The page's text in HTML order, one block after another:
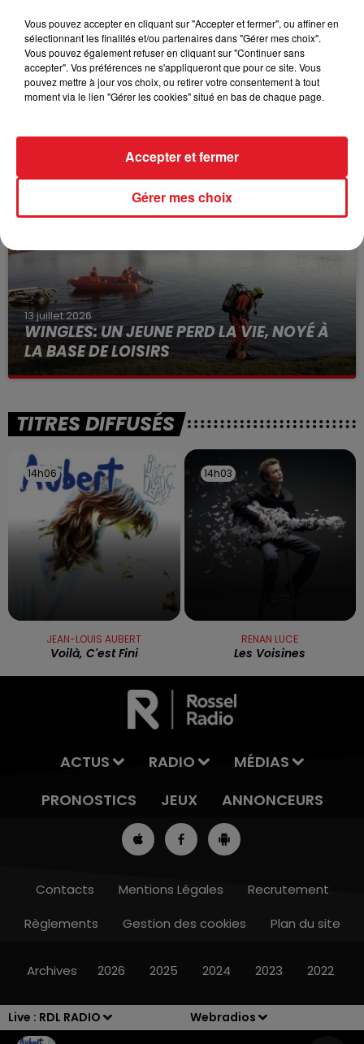
Live : RDL RADIO
Webradios
7h00 - 10h00
VOLONTAIRE EN COURS, APRÈS LA...
Selon les premiers éléments, le logement servait
13 juillet 2026
WINGLES: UN JEUNE PERD LA VIE, NOYÉ À
LA BASE DE LOISIRS
La victime a coulé à pic
TITRES DIFFUSÉS
14h06
14h06
JEAN-LOUIS AUBERT
Voilà, C'est Fini
14h03
14h03
RENAN LUCE
Les Voisines
ACTUS RADIO
MÉDIAS
PRONOSTICS
JEUX ANNONCEURS
Contacts Mentions Légales
Recrutement
Règlements
Gestion des cookies Plan du site
Archives 2026 2025 2024 2023 2022
Vous pouvez accepter en cliquant sur "Accepter et fermer", ou affiner en
sélectionnant les finalités et/ou partenaires dans "Gérer mes choix".
Vous pouvez également refuser en cliquant sur "Continuer sans
accepter". Vos préférences ne s'appliqueront que pour ce site. Vous
pouvez mettre à jour vos choix, ou retirer votre consentement à tout
moment via le lien "Gérer les cookies" situé en bas de chaque page.
Gérer mes choix
Accepter et fermer